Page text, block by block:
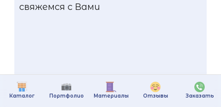
Каталог Портфолио Материалы Отзывы Заказать
свяжемся с Вами